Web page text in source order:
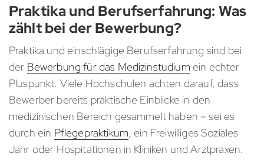
Praktika und Berufserfahrung: Was
zählt bei der Bewerbung?
Praktika und einschlägige Berufserfahrung sind bei
der Bewerbung für das Medizinstudium ein echter
Pluspunkt. Viele Hochschulen achten darauf, dass
Bewerber bereits praktische Einblicke in den
medizinischen Bereich gesammelt haben – sei es
durch ein Pflegepraktikum, ein Freiwilliges Soziales
Jahr oder Hospitationen in Kliniken und Arztpraxen.